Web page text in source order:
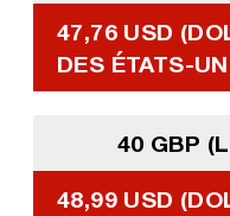
47,76 USD
DES ÉTATS-
40 GBP
48,99 USD